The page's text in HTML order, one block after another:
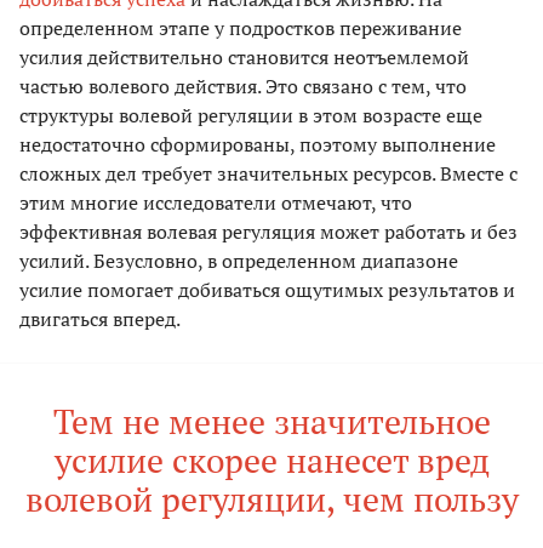
определенном этапе у подростков переживание
усилия действительно становится неотъемлемой
частью волевого действия. Это связано с тем, что
структуры волевой регуляции в этом возрасте еще
недостаточно сформированы, поэтому выполнение
сложных дел требует значительных ресурсов. Вместе с
этим многие исследователи отмечают, что
эффективная волевая регуляция может работать и без
усилий. Безусловно, в определенном диапазоне
усилие помогает добиваться ощутимых результатов и
двигаться вперед.
Тем не менее значительное
усилие скорее нанесет вред
волевой регуляции, чем пользу